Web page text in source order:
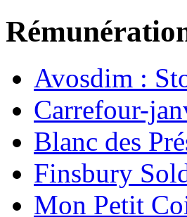
Avosdim :
Carrefour-
Blanc des
Finsbury
Mon Petit